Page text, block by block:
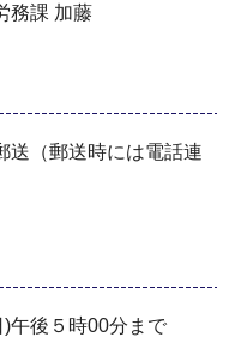
務課 加藤
送（郵送時には電話連
午後５時00分まで